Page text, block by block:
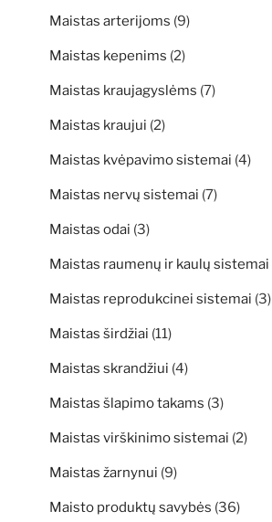
Maistas arterijoms (9)
Maistas kepenims (2)
Maistas kraujagyslėms (7)
Maistas kraujui (2)
Maistas kvėpavimo sistemai (4)
Maistas nervų sistemai (7)
Maistas odai (3)
Maistas raumenų ir kaulų sistemai
Maistas reprodukcinei sistemai (3)
Maistas širdžiai (11)
Maistas skrandžiui (4)
Maistas šlapimo takams (3)
Maistas virškinimo sistemai (2)
Maistas žarnynui (9)
Maisto produktų savybės (36)